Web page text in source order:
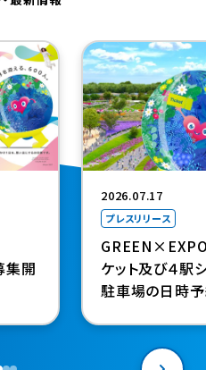
集開
2026.07.17
プレスリリース
ケット及び４駅
駐車場の日時
年前の９月18
（新規タブで開きま